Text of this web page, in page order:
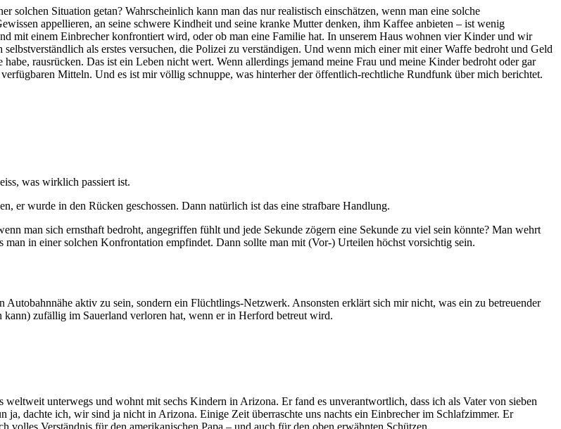
solchen Situation getan? Wahrscheinlich kann man das nur realistisch einschätzen, wenn man eine solche
appellieren, an seine schwere Kindheit und seine kranke Mutter denken, ihm Kaffee anbieten – ist wenig
mit einem Einbrecher konfrontiert wird, oder ob man eine Familie hat. In unserem Haus wohnen vier Kinder und wir
als erstes versuchen, die Polizei zu verständigen. Und wenn mich einer mit einer Waffe bedroht und Geld
rausrücken. Das ist ein Leben nicht wert. Wenn allerdings jemand meine Frau und meine Kinder bedroht oder gar
Mitteln. Und es ist mir völlig schnuppe, was hinterher der öffentlich-rechtliche Rundfunk über mich berichtet.
was wirklich passiert ist.
er wurde in den Rücken geschossen. Dann natürlich ist das eine strafbare Handlung.
man sich ernsthaft bedroht, angegriffen fühlt und jede Sekunde zögern eine Sekunde zu viel sein könnte? Man wehrt
in einer solchen Konfrontation empfindet. Dann sollte man mit (Vor-) Urteilen höchst vorsichtig sein.
aktiv zu sein, sondern ein Flüchtlings-Netzwerk. Ansonsten erklärt sich mir nicht, was ein zu betreuender
zufällig im Sauerland verloren hat, wenn er in Herford betreut wird.
unterwegs und wohnt mit sechs Kindern in Arizona. Er fand es unverantwortlich, dass ich als Vater von sieben
dachte ich, wir sind ja nicht in Arizona. Einige Zeit überraschte uns nachts ein Einbrecher im Schlafzimmer. Er
Verständnis für den amerikanischen Papa – und auch für den oben erwähnten Schützen.